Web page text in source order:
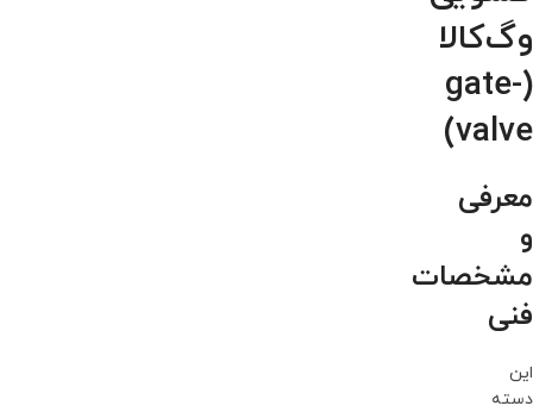
وگ‌کالا
(gate-
valve)
معرفی
و
مشخصات
فنی
این
دسته